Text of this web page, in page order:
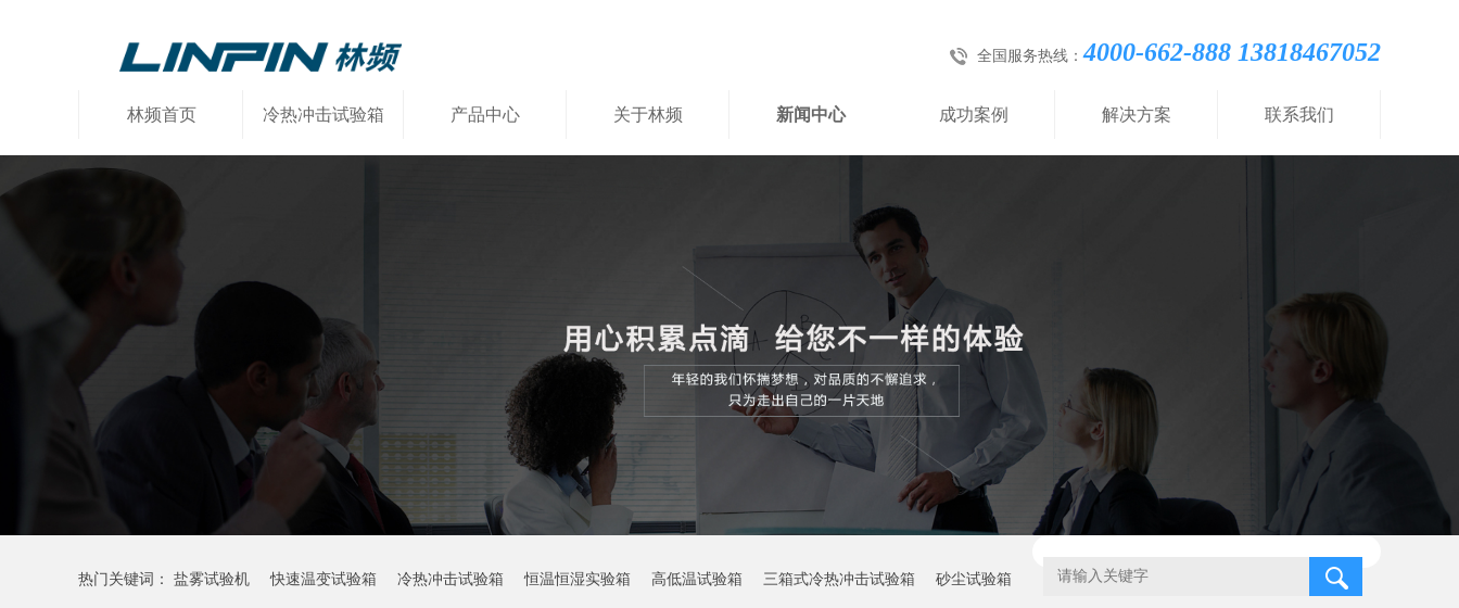
全国服务热线：4000-662-888 13818467052
林频首页 冷热冲击试验箱 产品中心 关于林频 新闻中心 成功案例 解决方案 联系我们
热门关键词： 盐雾试验机 快速温变试验箱 冷热冲击试验箱 恒温恒湿实验箱 高低温试验箱 三箱式冷热冲击试验箱 砂尘试验箱